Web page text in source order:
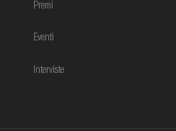
Premi
Eventi
Interviste